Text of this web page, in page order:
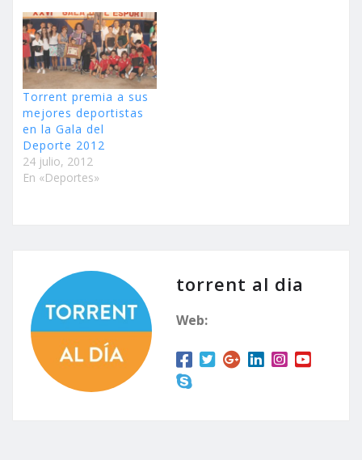
Torrent premia a sus
mejores deportistas
en la Gala del
Deporte 2012
24 julio, 2012
En «Deportes»
torrent al dia
Web: